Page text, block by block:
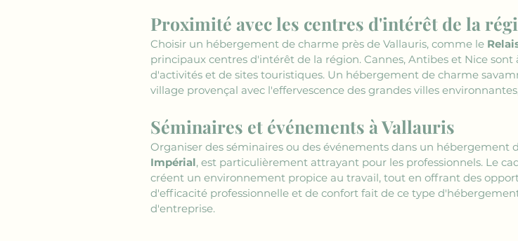
Proximité avec les centres d'intérêt de la
Choisir un hébergement de charme près de Vallauris, comme le
principaux centres d'intérêt de la région. Cannes, Antibes et Nice
d'activités et de sites touristiques. Un hébergement de charme
village provençal avec l'effervescence des grandes villes
Séminaires et événements à Vallauris
Organiser des séminaires ou des événements dans un hébergement
Impérial, est particulièrement attrayant pour les professionnels. Le
créent un environnement propice au travail, tout en offrant des
d'efficacité professionnelle et de confort fait de ce type
d'entreprise.